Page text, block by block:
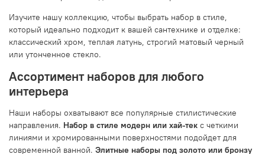
Изучите нашу коллекцию, чтобы выбрать набор в стиле,
который идеально подходит к вашей сантехнике и отделке:
классический хром, теплая латунь, строгий матовый черный
или утонченное стекло.
Ассортимент наборов для любого
интерьера
Наши наборы охватывают все популярные стилистические
направления. Набор в стиле модерн или хай-тек с четкими
линиями и хромированными поверхностями подойдет для
современной ванной. Элитные наборы под золото или бронзу